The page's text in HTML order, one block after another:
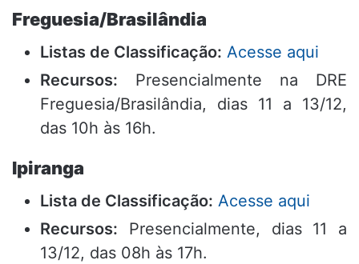
Freguesia/Brasilândia
Listas de Classificação: Acesse aqui
Recursos: Presencialmente na DRE
Freguesia/Brasilândia, dias 11 a 13/12,
das 10h às 16h.
Ipiranga
Lista de Classificação: Acesse aqui
Recursos: Presencialmente, dias 11 a
13/12, das 08h às 17h.